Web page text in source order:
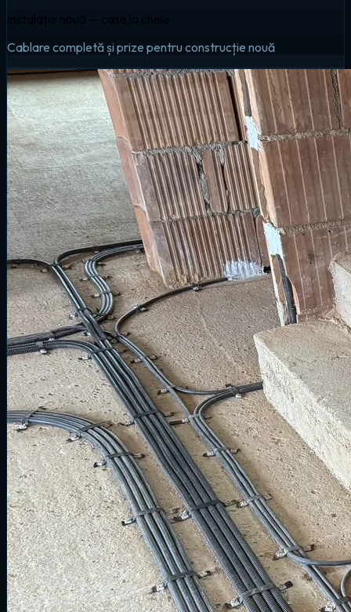
Instalație nouă — case la cheie
Cablare completă și prize pentru construcție nouă